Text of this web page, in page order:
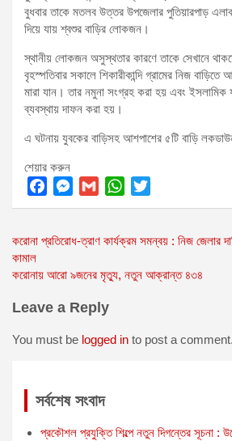
বুধবার তাকে মতলব উত্তর উপজেলার পুতিয়ারপাড়
দিয়ে যায় শ্বশুর বাড়ির লোকজন।
স্থানীয় লোকজন অসুস্থতার কারণে তাকে সেখানে
বৃহস্পতিবার সকালে শিকারীকান্দি গ্রামের নিজ
মারা যান। তার নমুনা সংগ্রহ করা হয় এবং ইসলামিক
ব্যবস্থায় দাফন করা হয়।
এ ঘটনায় যুবকের বাড়িসহ আশপাশের ৫টি বাড়ি
শেয়ার করুন
F
c
e
b
o
k
M
s
e
n
e
G
a
l
W
a
s
A
p
T
i
t
Post
navigation
করোনা প্রতিরোধ-ত্রাণ কার্যক্রম সমন্বয় : নিজ জেলার
কামাল
করোনায় আরো ৯জনের মৃত্যু, নতুন আক্রান্ত ৪৩৪
Leave a Reply
You must be logged in to post a comment.
সর্বশেষ সংবাদ
প্রকৌশল প্রযুক্তি শিল্পে নতুন দিগন্তের সূচনা :